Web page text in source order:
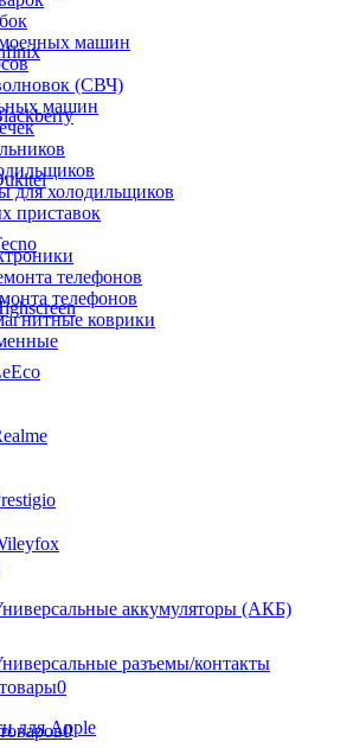
машин
(СВЧ)
машин
для холодильщиков
приставок
телефонов
телефонов
коврики
0
0
аккумуляторы (АКБ)
разъемы/контакты
для Apple